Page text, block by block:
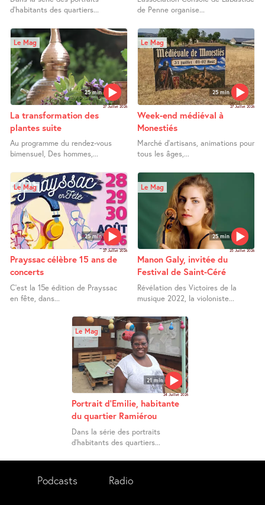
d’habitants des quartiers...
de Penne organise...
25 min
Le Mag
27 Juillet 2026
La transformation des
plantes suite
Au programme du rendez-vous
bimensuel, Des hommes,...
25 min
Le Mag
27 Juillet 2026
Week-end médiéval à
Monestiés
Marché d’artisans, animations pour
tous les âges,...
25 min
Le Mag
27 Juillet 2026
Prayssac célèbre 15 ans de
concerts
C’est la 15e édition de Prayssac
en fête, dans...
25 min
Le Mag
25 Juillet 2026
Manon Galy, invitée du
Festival de Saint-Céré
Révélation des Victoires de la
musique 2022, la violoniste...
21 min
Le Mag
24 Juillet 2026
Portrait d’Emilie, habitante
du quartier Ramiérou
Dans la série des portraits
d’habitants des quartiers...
Podcasts Radio